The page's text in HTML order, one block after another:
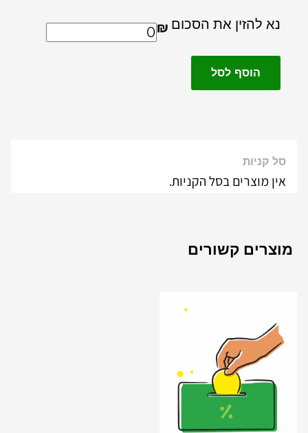
נא להזין את הסכום ₪
הוסף לסל
סל קניות
אין מוצרים בסל הקניות.
מוצרים קשורים